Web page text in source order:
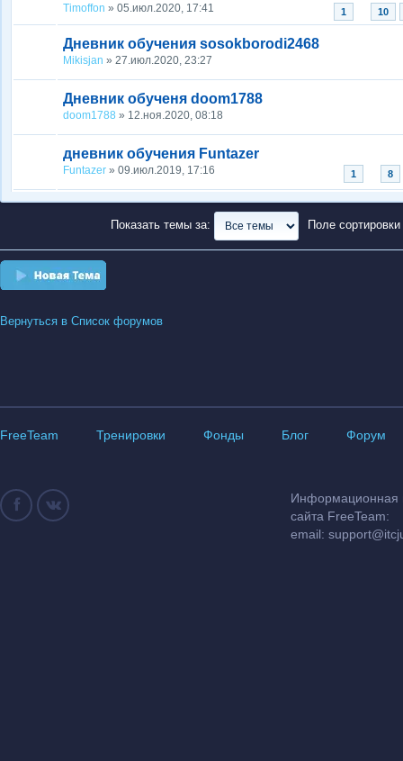
1 10
Timoffon » 05.июл.2020, 17:41
Дневник обучения sosokborodi2468
Mikisjan » 27.июл.2020, 23:27
Дневник обученя doom1788
doom1788 » 12.ноя.2020, 08:18
дневник обучения Funtazer
1 8
Funtazer » 09.июл.2019, 17:16
Показать темы за: Поле сортировки
Новая тема
Вернуться в Список форумов
FreeTeam Тренировки Фонды Блог Форум
Информационная
сайта FreeTeam:
email: